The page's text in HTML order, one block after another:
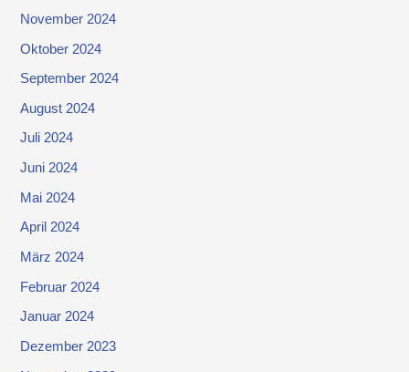
November 2024
Oktober 2024
September 2024
August 2024
Juli 2024
Juni 2024
Mai 2024
April 2024
März 2024
Februar 2024
Januar 2024
Dezember 2023